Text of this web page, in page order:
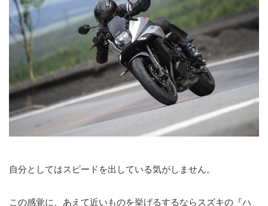
自分としてはスピードを出している気がしません。
この感覚に、あえて近いものを挙げるするならスズキの『ハ